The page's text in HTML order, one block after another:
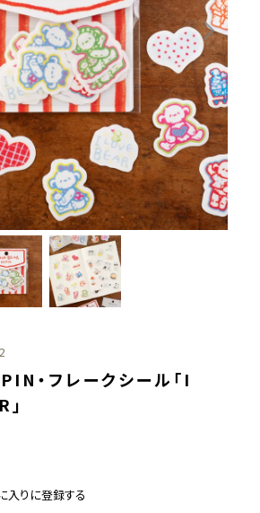
・フレークシール「I
入りに登録する